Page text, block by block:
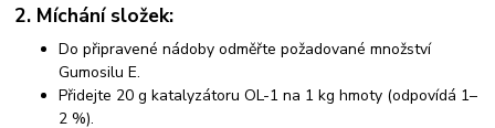
2. Míchání složek:
Do připravené nádoby odměřte požadované množství
Gumosilu E.
Přidejte 20 g katalyzátoru OL-1 na 1 kg hmoty (odpovídá 1–
2 %).